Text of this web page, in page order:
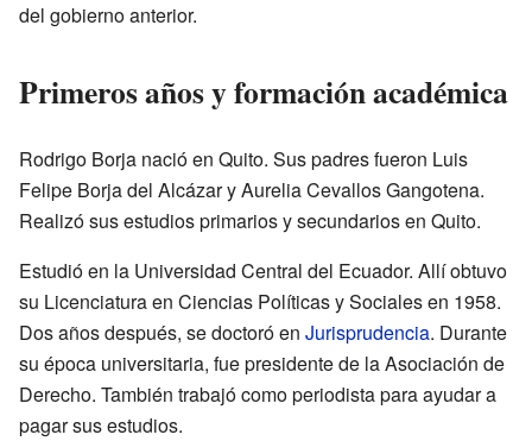
del gobierno anterior.
Primeros años y formación académica
Rodrigo Borja nació en Quito. Sus padres fueron Luis
Felipe Borja del Alcázar y Aurelia Cevallos Gangotena.
Realizó sus estudios primarios y secundarios en Quito.
Estudió en la Universidad Central del Ecuador. Allí obtuvo
su Licenciatura en Ciencias Políticas y Sociales en 1958.
Dos años después, se doctoró en Jurisprudencia. Durante
su época universitaria, fue presidente de la Asociación de
Derecho. También trabajó como periodista para ayudar a
pagar sus estudios.